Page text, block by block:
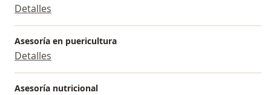
Detalles
Asesoría en puericultura
Detalles
Asesoría nutricional